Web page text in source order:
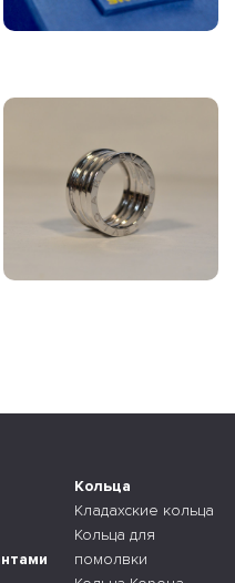
Кольца
Кладахские кольца
Кольца для
помолвки